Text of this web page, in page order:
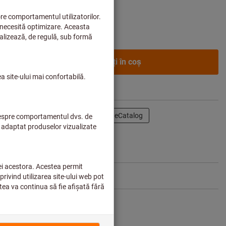
de afaceri dupăconectare.
Adăugaţi în coş
Distribuiţi produsul eCatalog